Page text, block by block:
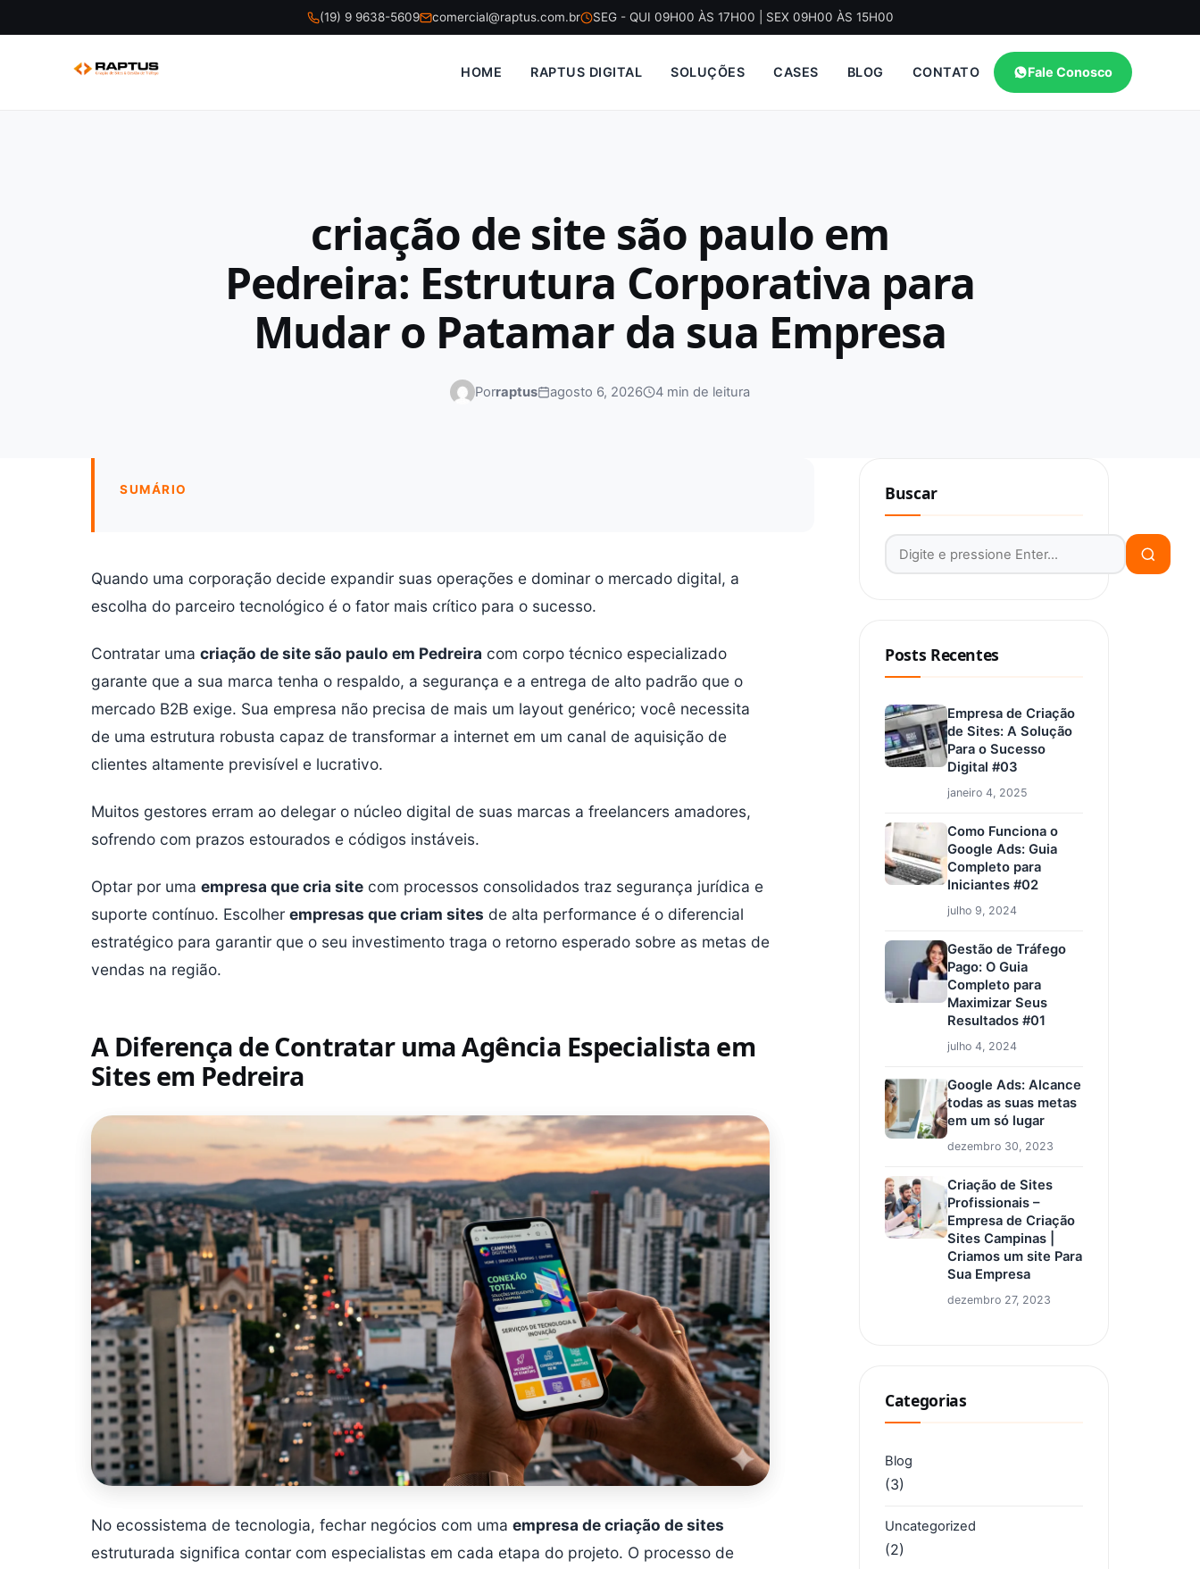
(19) 9 9638-5609 comercial@raptus.com.br SEG - QUI 09H00 ÀS 17H00 | SEX 09H00 ÀS 15H00
HOME RAPTUS DIGITAL SOLUÇÕES CASES BLOG CONTATO Fale Conosco
criação de site são paulo em
Pedreira: Estrutura Corporativa para
Mudar o Patamar da sua Empresa
Porraptus agosto 6, 2026 4 min de leitura
SUMÁRIO
Quando uma corporação decide expandir suas operações e dominar o mercado digital, a
escolha do parceiro tecnológico é o fator mais crítico para o sucesso.
Contratar uma criação de site são paulo em Pedreira com corpo técnico especializado
garante que a sua marca tenha o respaldo, a segurança e a entrega de alto padrão que o
mercado B2B exige. Sua empresa não precisa de mais um layout genérico; você necessita
de uma estrutura robusta capaz de transformar a internet em um canal de aquisição de
clientes altamente previsível e lucrativo.
Muitos gestores erram ao delegar o núcleo digital de suas marcas a freelancers amadores,
sofrendo com prazos estourados e códigos instáveis.
Optar por uma empresa que cria site com processos consolidados traz segurança jurídica e
suporte contínuo. Escolher empresas que criam sites de alta performance é o diferencial
estratégico para garantir que o seu investimento traga o retorno esperado sobre as metas de
vendas na região.
A Diferença de Contratar uma Agência Especialista em
Sites em Pedreira
No ecossistema de tecnologia, fechar negócios com uma empresa de criação de sites
estruturada significa contar com especialistas em cada etapa do projeto. O processo de
Buscar
Buscar por:
Posts Recentes
Empresa de Criação
de Sites: A Solução
Para o Sucesso
Digital #03
janeiro 4, 2025
Como Funciona o
Google Ads: Guia
Completo para
Iniciantes #02
julho 9, 2024
Gestão de Tráfego
Pago: O Guia
Completo para
Maximizar Seus
Resultados #01
julho 4, 2024
Google Ads: Alcance
todas as suas metas
em um só lugar
dezembro 30, 2023
Criação de Sites
Profissionais –
Empresa de Criação
Sites Campinas |
Criamos um site Para
Sua Empresa
dezembro 27, 2023
Categorias
Blog
(3)
Uncategorized
(2)